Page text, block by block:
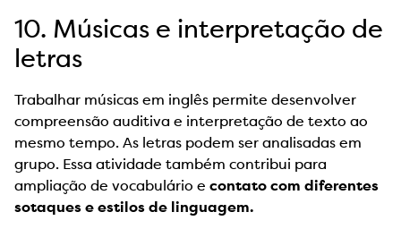
10. Músicas e interpretação de
letras
Trabalhar músicas em inglês permite desenvolver
compreensão auditiva e interpretação de texto ao
mesmo tempo. As letras podem ser analisadas em
grupo. Essa atividade também contribui para
ampliação de vocabulário e contato com diferentes
sotaques e estilos de linguagem.